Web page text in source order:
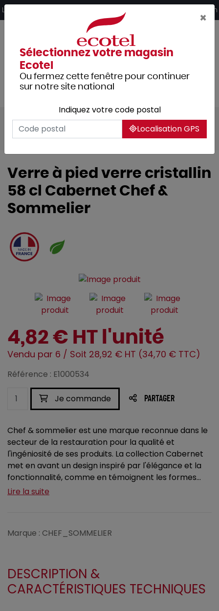
Livraison offerte dès 249€ HT d’achat et retrait 2h en magasin
Tous les produits
Arts de la table
Verrerie
Verre à pied verre cristallin
58 cl Cabernet Chef &
Sommelier
4,82 € HT l'unité
Vendu par 6 / Soit 28,92 € HT (34,70 € TTC)
Référence : E1000534
Je commande PARTAGER
Chef & sommelier est une marque reconnue dans le
secteur de la restauration pour la qualité et
l'ingéniosité de ses produits. La collection Cabernet
met en avant un design inspiré par l'élégance et la
fonctionnalité, comme en témoignent les formes...
Lire la suite
Marque : CHEF_SOMMELIER
DESCRIPTION &
CARACTÉRISTIQUES TECHNIQUES
×
Sélectionnez votre magasin
Ecotel
Ou fermez cette fenêtre pour continuer
sur notre site national
Indiquez votre code postal
Localisation GPS
Panneau de gestion des cookies